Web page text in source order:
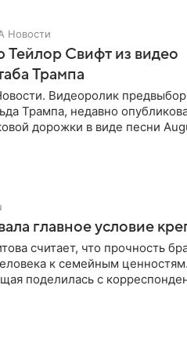
Новости
Тейлор Свифт из видео
Трампа
Видеоролик
Трампа, недавно
дорожки в виде песни
главное условие
считает, что прочность
к семейным
поделилась с